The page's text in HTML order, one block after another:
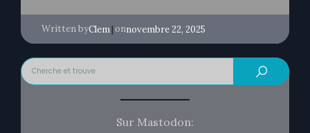
Written byClem| onnovembre 22, 2025
Sur Mastodon: